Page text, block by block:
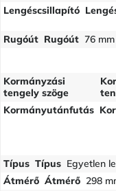
Lengéscsillapító
Rugóút Rugóút 76 mm
Kormányzási
tengely szöge
Kormányutánfutás
Típus Típus Egyetlen
Átmérő Átmérő 298